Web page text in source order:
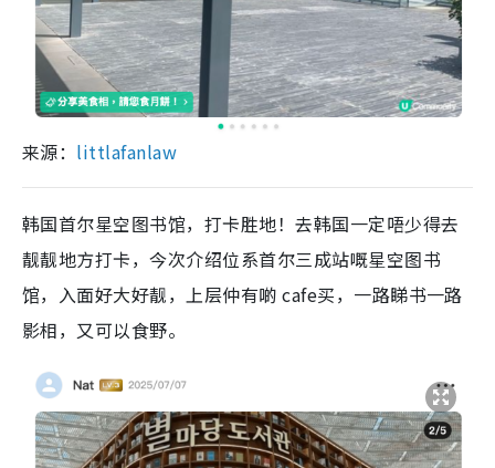
来源： littlafanlaw
韩国首尔星空图书馆，打卡胜地！去韩国一定唔少得去
靓靓地方打卡，今次介绍位系首尔三成站嘅星空图书
馆，入面好大好靓，上层仲有啲 cafe买，一路睇书一路
影相，又可以食野。